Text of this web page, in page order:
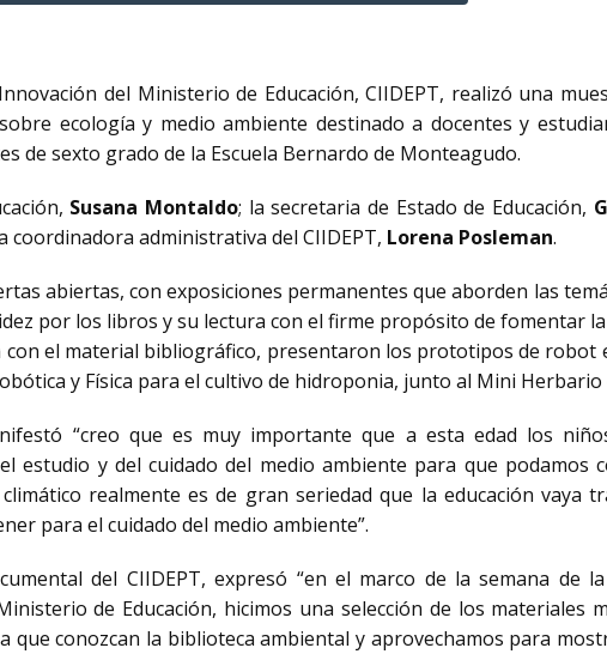
del Ministerio de Educación, CIIDEPT, realizó una
ecología y medio ambiente destinado a docentes y
de sexto grado de la Escuela Bernardo de Monteagudo.
Susana Montaldo; la secretaria de Estado de Educación,
coordinadora administrativa del CIIDEPT, Lorena Posleman.
abiertas, con exposiciones permanentes que aborden las
por los libros y su lectura con el firme propósito de fomentar
el material bibliográfico, presentaron los prototipos de robot
y Física para el cultivo de hidroponia, junto al Mini Herbario
“creo que es muy importante que a esta edad los
estudio y del cuidado del medio ambiente para que podamos
realmente es de gran seriedad que la educación vaya
para el cuidado del medio ambiente”.
del CIIDEPT, expresó “en el marco de la semana de
de Educación, hicimos una selección de los materiales
que conozcan la biblioteca ambiental y aprovechamos para